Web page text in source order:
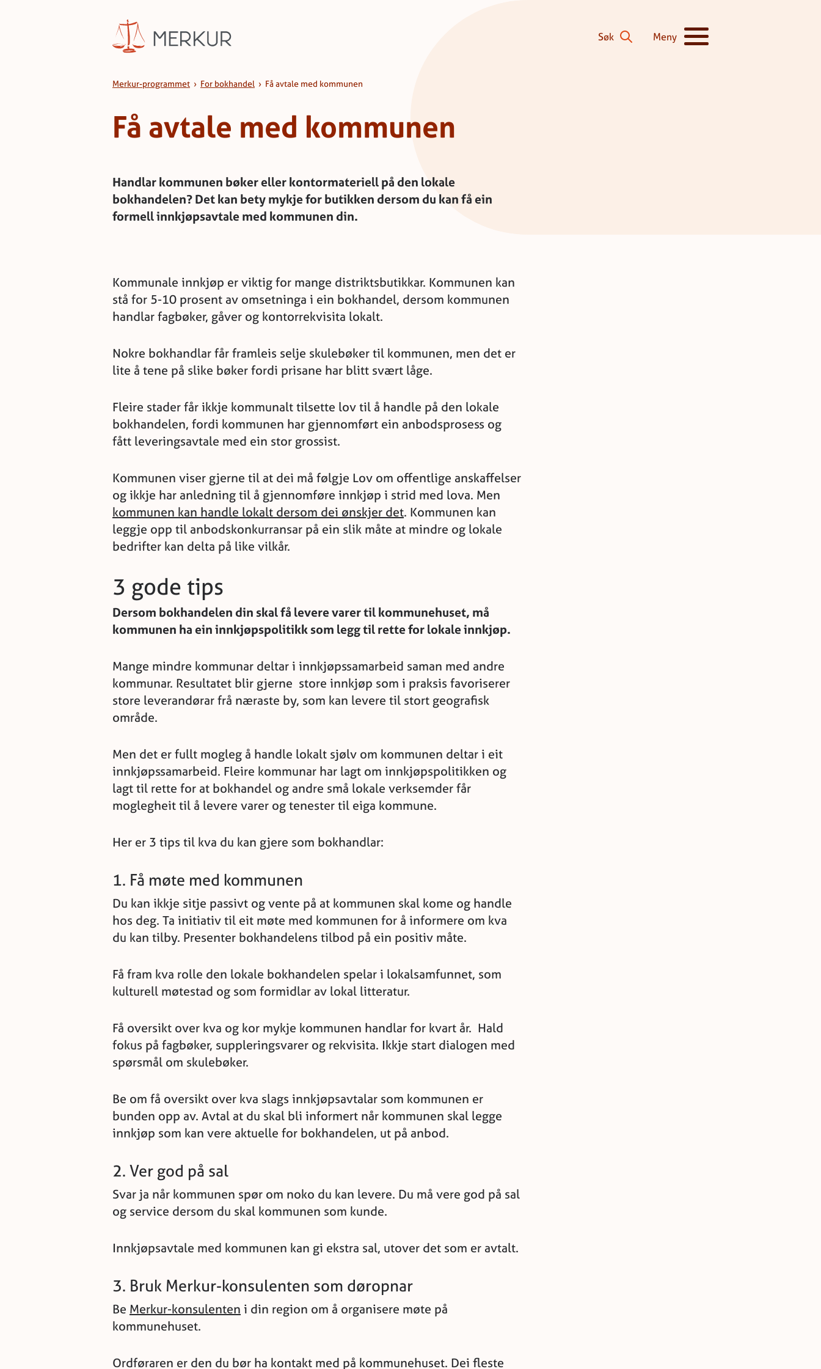
Søk Meny
Vis/skjul hovedmeny
Få avtale med kommunenMerkur-programmet › For bokhandel › Få avtale med kommunen
Få avtale med kommunen
Handlar kommunen bøker eller kontormateriell på den lokale
bokhandelen? Det kan bety mykje for butikken dersom du kan få ein
formell innkjøpsavtale med kommunen din.
Kommunale innkjøp er viktig for mange distriktsbutikkar. Kommunen kan
stå for 5-10 prosent av omsetninga i ein bokhandel, dersom kommunen
handlar fagbøker, gåver og kontorrekvisita lokalt.
Nokre bokhandlar får framleis selje skulebøker til kommunen, men det er
lite å tene på slike bøker fordi prisane har blitt svært låge.
Fleire stader får ikkje kommunalt tilsette lov til å handle på den lokale
bokhandelen, fordi kommunen har gjennomført ein anbodsprosess og
fått leveringsavtale med ein stor grossist.
Kommunen viser gjerne til at dei må følgje Lov om offentlige anskaffelser
og ikkje har anledning til å gjennomføre innkjøp i strid med lova. Men
kommunen kan handle lokalt dersom dei ønskjer det. Kommunen kan
leggje opp til anbodskonkurransar på ein slik måte at mindre og lokale
bedrifter kan delta på like vilkår.
3 gode tips
Dersom bokhandelen din skal få levere varer til kommunehuset, må
kommunen ha ein innkjøpspolitikk som legg til rette for lokale innkjøp.
Mange mindre kommunar deltar i innkjøpssamarbeid saman med andre
kommunar. Resultatet blir gjerne store innkjøp som i praksis favoriserer
store leverandørar frå næraste by, som kan levere til stort geografisk
område.
Men det er fullt mogleg å handle lokalt sjølv om kommunen deltar i eit
innkjøpssamarbeid. Fleire kommunar har lagt om innkjøpspolitikken og
lagt til rette for at bokhandel og andre små lokale verksemder får
moglegheit til å levere varer og tenester til eiga kommune.
Her er 3 tips til kva du kan gjere som bokhandlar:
1. Få møte med kommunen
Du kan ikkje sitje passivt og vente på at kommunen skal kome og handle
hos deg. Ta initiativ til eit møte med kommunen for å informere om kva
du kan tilby. Presenter bokhandelens tilbod på ein positiv måte.
Få fram kva rolle den lokale bokhandelen spelar i lokalsamfunnet, som
kulturell møtestad og som formidlar av lokal litteratur.
Få oversikt over kva og kor mykje kommunen handlar for kvart år. Hald
fokus på fagbøker, suppleringsvarer og rekvisita. Ikkje start dialogen med
spørsmål om skulebøker.
Be om få oversikt over kva slags innkjøpsavtalar som kommunen er
bunden opp av. Avtal at du skal bli informert når kommunen skal legge
innkjøp som kan vere aktuelle for bokhandelen, ut på anbod.
2. Ver god på sal
Svar ja når kommunen spør om noko du kan levere. Du må vere god på sal
og service dersom du skal kommunen som kunde.
Innkjøpsavtale med kommunen kan gi ekstra sal, utover det som er avtalt.
3. Bruk Merkur-konsulenten som døropnar
Be Merkur-konsulenten i din region om å organisere møte på
kommunehuset.
Ordføraren er den du bør ha kontakt med på kommunehuset. Dei fleste